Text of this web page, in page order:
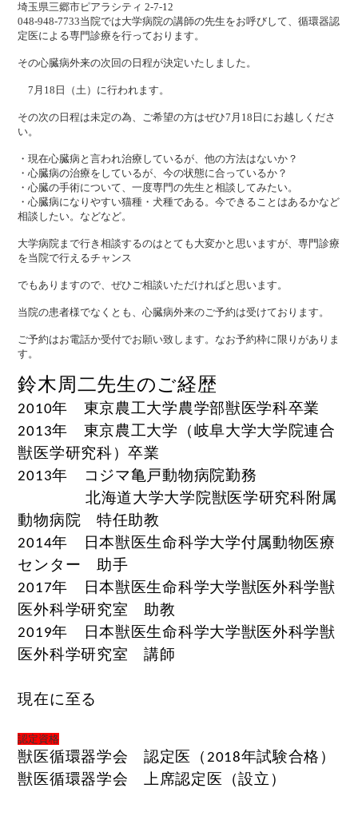
埼玉県三郷市ピアラシティ 2-7-12
048-948-7733当院では大学病院の講師の先生をお呼びして、循環器認
定医による専門診療を行っております。
その心臓病外来の次回の日程が決定いたしました。
7月18日（土）に行われます。
その次の日程は未定の為、ご希望の方はぜひ7月18日にお越しくださ
い。
・現在心臓病と言われ治療しているが、他の方法はないか？
・心臓病の治療をしているが、今の状態に合っているか？
・心臓の手術について、一度専門の先生と相談してみたい。
・心臓病になりやすい猫種・犬種である。今できることはあるかなど
相談したい。などなど。
大学病院まで行き相談するのはとても大変かと思いますが、専門診療
を当院で行えるチャンス
でもありますので、ぜひご相談いただければと思います。
当院の患者様でなくとも、心臓病外来のご予約は受けております。
ご予約はお電話か受付でお願い致します。なお予約枠に限りがありま
す。
鈴木周二先生のご経歴
2010年 東京農工大学農学部獣医学科卒業
2013年 東京農工大学（岐阜大学大学院連合
獣医学研究科）卒業
2013年 コジマ亀戸動物病院勤務
北海道大学大学院獣医学研究科附属
動物病院 特任助教
2014年 日本獣医生命科学大学付属動物医療
センター 助手
2017年 日本獣医生命科学大学獣医外科学獣
医外科学研究室 助教
2019年 日本獣医生命科学大学獣医外科学獣
医外科学研究室 講師
現在に至る
認定資格
獣医循環器学会 認定医（ 2018年試験合格）
獣医循環器学会 上席認定医（設立）